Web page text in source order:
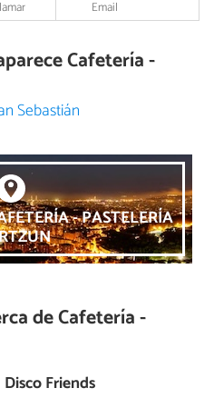
Email
Cafetería -
Sebastián
- PASTELERÍA
deCafetería -
Disco Friends